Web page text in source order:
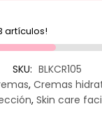
artículos!
SKU: BLKCR105
, Cremas
, Skin care